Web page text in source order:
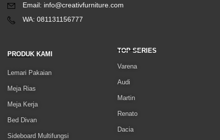
Email: info@creativfurniture.com
WA: 081131156777
PRODUK KAMI
Lemari Pakaian
Meja Rias
Meja Kerja
Bed Divan
Sideboard Multifungsi
TOP SERIES
Varena
Audi
Martin
Renato
Dacia